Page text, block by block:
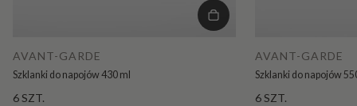
AVANT-GARDE
Szklanki do napojów 430 ml
6 SZT.
AVANT-GARDE
Szklanki do napojów
6 SZT.